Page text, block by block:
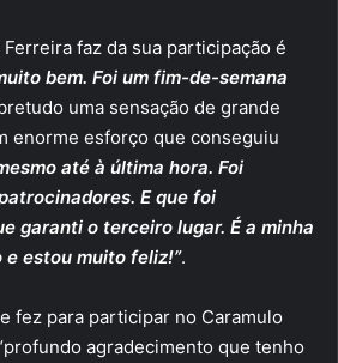
faz da sua participação é
bem. Foi um fim-de-semana
uma sensação de grande
enorme esforço que conseguiu
até à última hora. Foi
E que foi
garanti o terceiro lugar. É a minha
estou muito feliz!”.
fez para participar no Caramulo
agradecimento que tenho